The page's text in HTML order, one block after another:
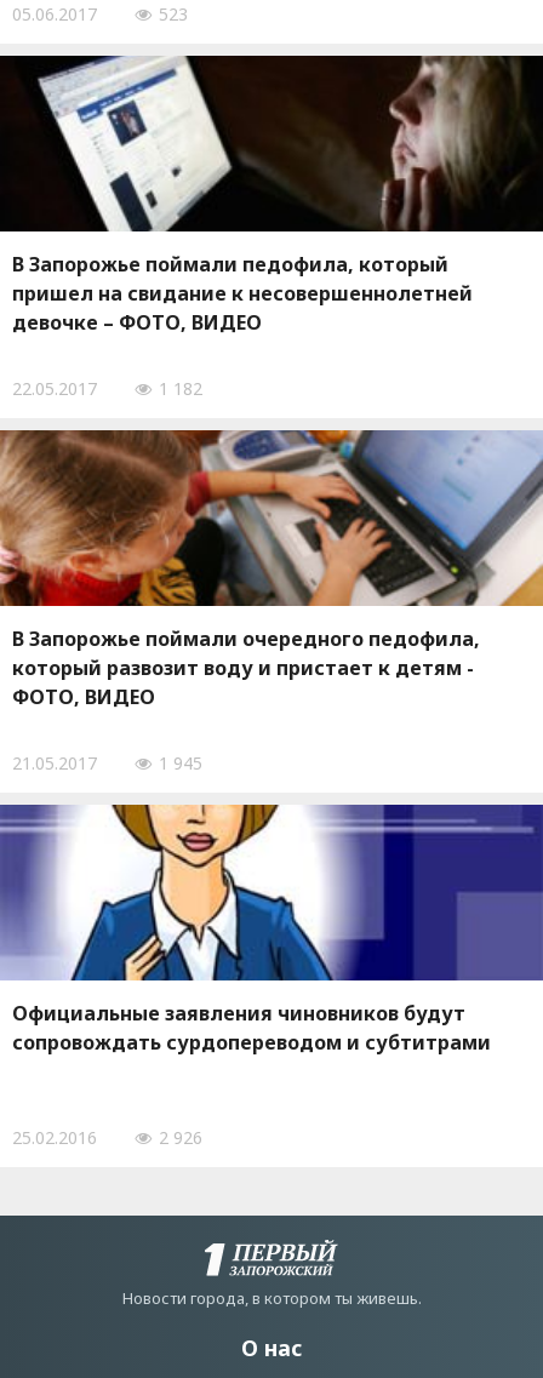
05.06.2017 523
В Запорожье поймали педофила, который
пришел на свидание к несовершеннолетней
девочке – ФОТО, ВИДЕО
22.05.2017 1 182
В Запорожье поймали очередного педофила,
который развозит воду и пристает к детям -
ФОТО, ВИДЕО
21.05.2017 1 945
Официальные заявления чиновников будут
сопровождать сурдопереводом и субтитрами
25.02.2016 2 926
Новости города, в котором ты живешь.
О нас